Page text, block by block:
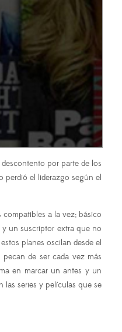
por parte de los
perdió el liderazgo según el
a la vez; básico
un suscriptor extra que no
planes oscilan desde el
de ser cada vez más
en marcar un antes y un
las series y películas que se